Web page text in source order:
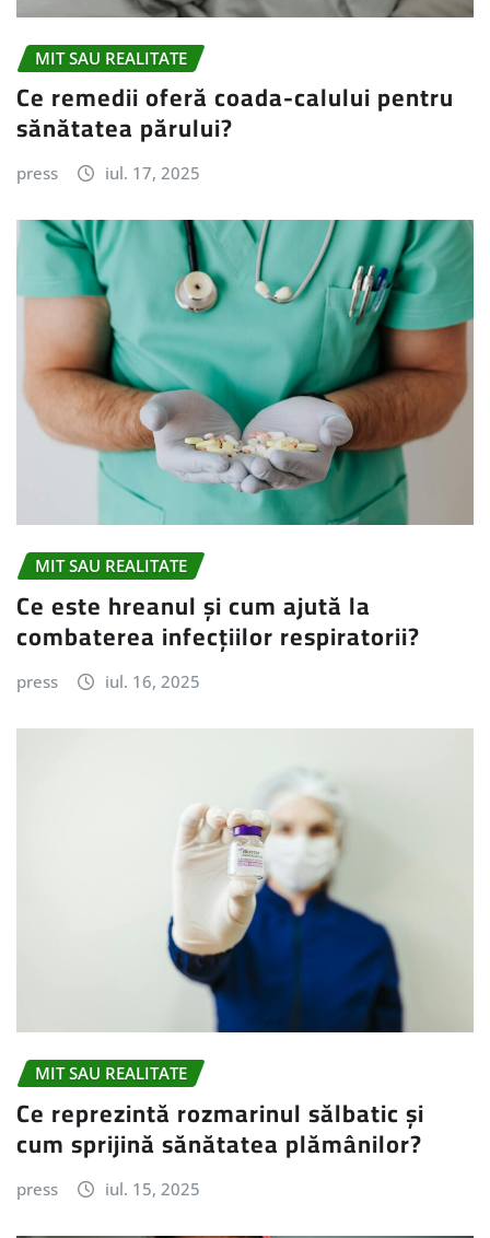
MIT SAU REALITATE
Ce remedii oferă coada-calului pentru
sănătatea părului?
press iul. 17, 2025
MIT SAU REALITATE
Ce este hreanul și cum ajută la
combaterea infecțiilor respiratorii?
press iul. 16, 2025
MIT SAU REALITATE
Ce reprezintă rozmarinul sălbatic și
cum sprijină sănătatea plămânilor?
press iul. 15, 2025